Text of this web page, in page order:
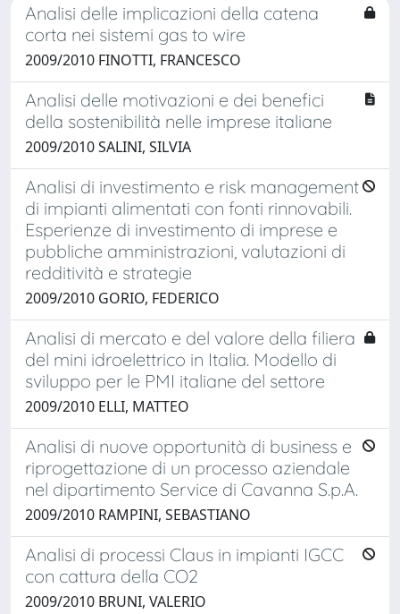
Analisi delle implicazioni della catena
corta nei sistemi gas to wire
2009/2010 FINOTTI, FRANCESCO
Analisi delle motivazioni e dei benefici
della sostenibilità nelle imprese italiane
2009/2010 SALINI, SILVIA
Analisi di investimento e risk management
di impianti alimentati con fonti rinnovabili.
Esperienze di investimento di imprese e
pubbliche amministrazioni, valutazioni di
redditività e strategie
2009/2010 GORIO, FEDERICO
Analisi di mercato e del valore della filiera
del mini idroelettrico in Italia. Modello di
sviluppo per le PMI italiane del settore
2009/2010 ELLI, MATTEO
Analisi di nuove opportunità di business e
riprogettazione di un processo aziendale
nel dipartimento Service di Cavanna S.p.A.
2009/2010 RAMPINI, SEBASTIANO
Analisi di processi Claus in impianti IGCC
con cattura della CO2
2009/2010 BRUNI, VALERIO